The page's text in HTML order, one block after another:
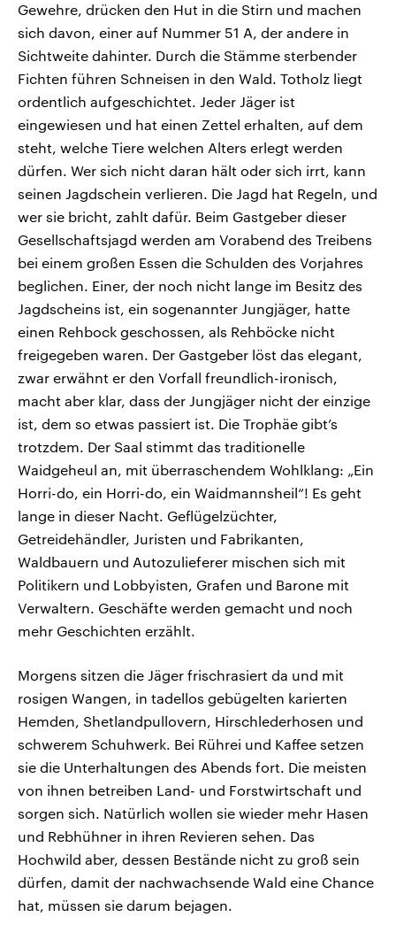
Gewehre, drücken den Hut in die Stirn und machen
sich davon, einer auf Nummer 51 A, der andere in
Sichtweite dahinter. Durch die Stämme sterbender
Fichten führen Schneisen in den Wald. Totholz liegt
ordentlich aufgeschichtet. Jeder Jäger ist
eingewiesen und hat einen Zettel erhalten, auf dem
steht, welche Tiere welchen Alters erlegt werden
dürfen. Wer sich nicht daran hält oder sich irrt, kann
seinen Jagdschein verlieren. Die Jagd hat Regeln, und
wer sie bricht, zahlt dafür. Beim Gastgeber dieser
Gesellschaftsjagd werden am Vorabend des Treibens
bei einem großen Essen die Schulden des Vorjahres
beglichen. Einer, der noch nicht lange im Besitz des
Jagdscheins ist, ein sogenannter Jungjäger, hatte
einen Rehbock geschossen, als Rehböcke nicht
freigegeben waren. Der Gastgeber löst das elegant,
zwar erwähnt er den Vorfall freundlich-ironisch,
macht aber klar, dass der Jungjäger nicht der einzige
ist, dem so etwas passiert ist. Die Trophäe gibt’s
trotzdem. Der Saal stimmt das traditionelle
Waidgeheul an, mit überraschendem Wohlklang: „Ein
Horri-do, ein Horri-do, ein Waidmannsheil“! Es geht
lange in dieser Nacht. Geflügelzüchter,
Getreidehändler, Juristen und Fabrikanten,
Waldbauern und Autozulieferer mischen sich mit
Politikern und Lobbyisten, Grafen und Barone mit
Verwaltern. Geschäfte werden gemacht und noch
mehr Geschichten erzählt.
Morgens sitzen die Jäger frischrasiert da und mit
rosigen Wangen, in tadellos gebügelten karierten
Hemden, Shetlandpullovern, Hirschlederhosen und
schwerem Schuhwerk. Bei Rührei und Kaffee setzen
sie die Unterhaltungen des Abends fort. Die meisten
von ihnen betreiben Land- und Forstwirtschaft und
sorgen sich. Natürlich wollen sie wieder mehr Hasen
und Rebhühner in ihren Revieren sehen. Das
Hochwild aber, dessen Bestände nicht zu groß sein
dürfen, damit der nachwachsende Wald eine Chance
hat, müssen sie darum bejagen.